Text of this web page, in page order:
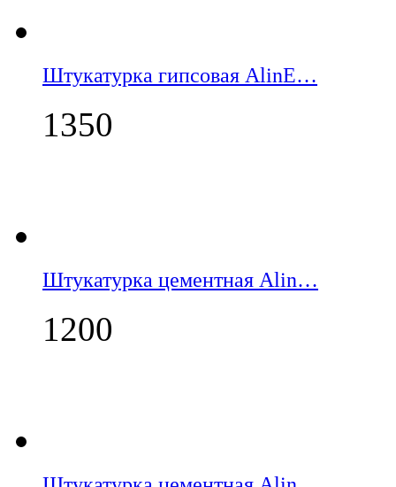
Штукатурка гипсовая AlinE…
1350
Штукатурка цементная Alin…
1200